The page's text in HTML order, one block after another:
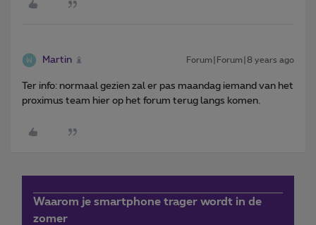
Martin Forum|Forum|8 years ago
Ter info: normaal gezien zal er pas maandag iemand van het
proximus team hier op het forum terug langs komen.
Waarom je smartphone trager wordt in de
zomer